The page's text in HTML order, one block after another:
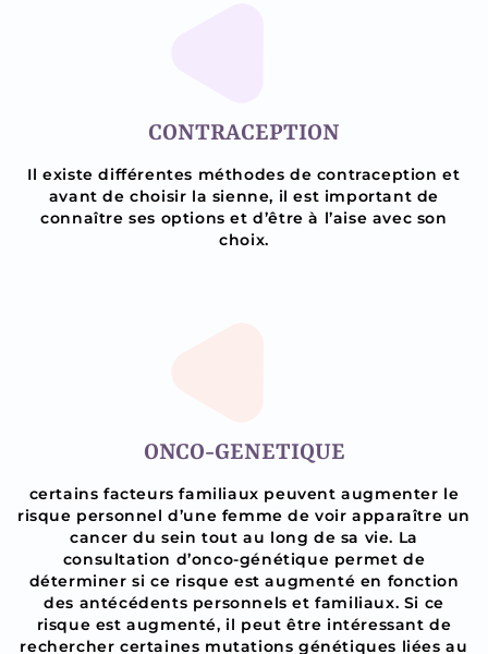
CONTRACEPTION
Il existe différentes méthodes de contraception et
avant de choisir la sienne, il est important de
connaître ses options et d’être à l’aise avec son
choix.
ONCO-GENETIQUE
certains facteurs familiaux peuvent augmenter le
risque personnel d’une femme de voir apparaître un
cancer du sein tout au long de sa vie. La
consultation d’onco-génétique permet de
déterminer si ce risque est augmenté en fonction
des antécédents personnels et familiaux. Si ce
risque est augmenté, il peut être intéressant de
rechercher certaines mutations génétiques liées au